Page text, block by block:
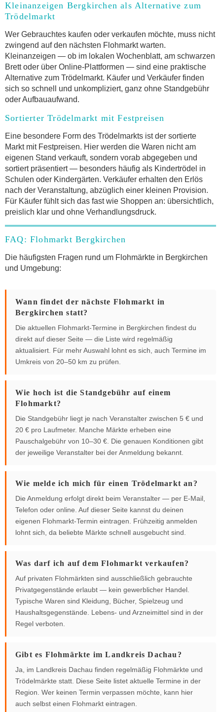
Kleinanzeigen Bergkirchen als Alternative zum
Trödelmarkt
Wer Gebrauchtes kaufen oder verkaufen möchte, muss nicht
zwingend auf den nächsten Flohmarkt warten.
Kleinanzeigen — ob im lokalen Wochenblatt, am schwarzen
Brett oder über Online-Plattformen — sind eine praktische
Alternative zum Trödelmarkt. Käufer und Verkäufer finden
sich so schnell und unkompliziert, ganz ohne Standgebühr
oder Aufbauaufwand.
Sortierter Trödelmarkt mit Festpreisen
Eine besondere Form des Trödelmarkts ist der sortierte
Markt mit Festpreisen. Hier werden die Waren nicht am
eigenen Stand verkauft, sondern vorab abgegeben und
sortiert präsentiert — besonders häufig als Kindertrödel in
Schulen oder Kindergärten. Verkäufer erhalten den Erlös
nach der Veranstaltung, abzüglich einer kleinen Provision.
Für Käufer fühlt sich das fast wie Shoppen an: übersichtlich,
preislich klar und ohne Verhandlungsdruck.
FAQ: Flohmarkt Bergkirchen
Die häufigsten Fragen rund um Flohmärkte in Bergkirchen
und Umgebung:
Wann findet der nächste Flohmarkt in
Bergkirchen statt?
Die aktuellen Flohmarkt-Termine in Bergkirchen findest du
direkt auf dieser Seite — die Liste wird regelmäßig
aktualisiert. Für mehr Auswahl lohnt es sich, auch Termine im
Umkreis von 20–50 km zu prüfen.
Wie hoch ist die Standgebühr auf einem
Flohmarkt?
Die Standgebühr liegt je nach Veranstalter zwischen 5 € und
20 € pro Laufmeter. Manche Märkte erheben eine
Pauschalgebühr von 10–30 €. Die genauen Konditionen gibt
der jeweilige Veranstalter bei der Anmeldung bekannt.
Wie melde ich mich für einen Trödelmarkt an?
Die Anmeldung erfolgt direkt beim Veranstalter — per E-Mail,
Telefon oder online. Auf dieser Seite kannst du deinen
eigenen Flohmarkt-Termin eintragen. Frühzeitig anmelden
lohnt sich, da beliebte Märkte schnell ausgebucht sind.
Was darf ich auf dem Flohmarkt verkaufen?
Auf privaten Flohmärkten sind ausschließlich gebrauchte
Privatgegenstände erlaubt — kein gewerblicher Handel.
Typische Waren sind Kleidung, Bücher, Spielzeug und
Haushaltsgegenstände. Lebens- und Arzneimittel sind in der
Regel verboten.
Gibt es Flohmärkte im Landkreis Dachau?
Ja, im Landkreis Dachau finden regelmäßig Flohmärkte und
Trödelmärkte statt. Diese Seite listet aktuelle Termine in der
Region. Wer keinen Termin verpassen möchte, kann hier
auch selbst einen Flohmarkt eintragen.